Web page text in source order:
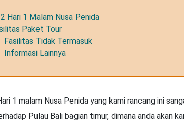
Hari 1 Malam Nusa Penida
Paket Tour
Fasilitas Tidak Termasuk
Informasi Lainnya
1 malam Nusa Penida yang kami rancang ini
Pulau Bali bagian timur, dimana anda akan